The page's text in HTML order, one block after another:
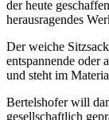
der heute
herausragendes
Der weiche
entspannende oder
und steht im
Bertelshofer will
gesellschaftlich